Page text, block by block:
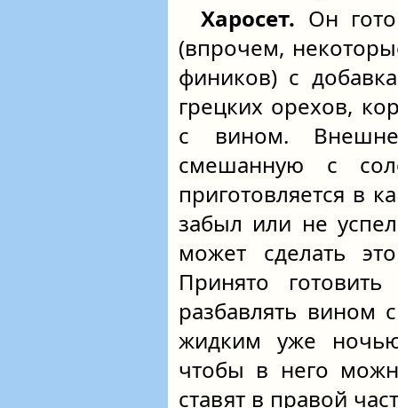
Харосет. Он
(впрочем,
фиников) с
грецких орехов,
с вином.
смешанную с
приготовляется в
забыл или не
может сделать
Принято
разбавлять вином
жидким уже
чтобы в него
ставят в правой